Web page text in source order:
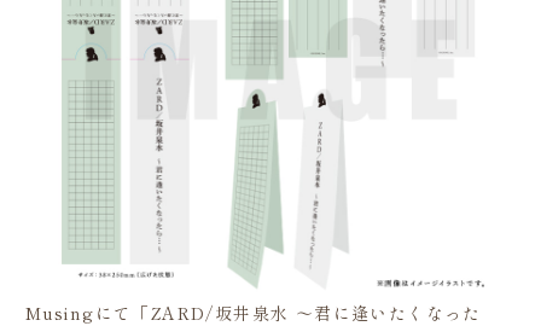
Musingにて「ZARD/坂井泉水 ～君に逢いたくなった